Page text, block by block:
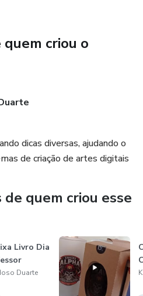
quem criou o
dicas diversas, ajudando o
de criação de artes digitais
quem criou esse
Livro Dia
Duarte